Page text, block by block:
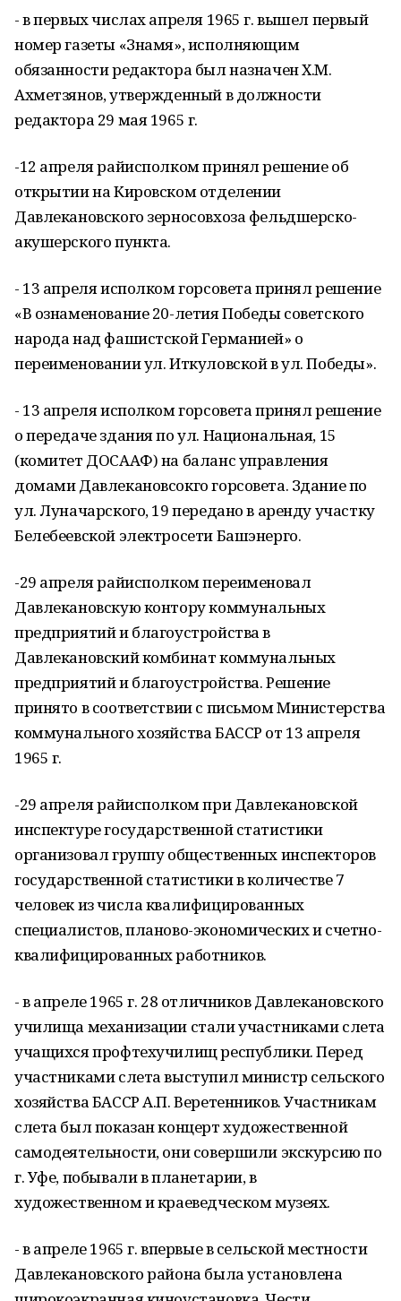
- в первых числах апреля 1965 г. вышел первый
номер газеты «Знамя», исполняющим
обязанности редактора был назначен Х.М.
Ахметзянов, утвержденный в должности
редактора 29 мая 1965 г.
-12 апреля райисполком принял решение об
открытии на Кировском отделении
Давлекановского зерносовхоза фельдшерско-
акушерского пункта.
- 13 апреля исполком горсовета принял решение
«В ознаменование 20-летия Победы советского
народа над фашистской Германией» о
переименовании ул. Иткуловской в ул. Победы».
- 13 апреля исполком горсовета принял решение
о передаче здания по ул. Национальная, 15
(комитет ДОСААФ) на баланс управления
домами Давлекановсокго горсовета. Здание по
ул. Луначарского, 19 передано в аренду участку
Белебеевской электросети Башэнерго.
-29 апреля райисполком переименовал
Давлекановскую контору коммунальных
предприятий и благоустройства в
Давлекановский комбинат коммунальных
предприятий и благоустройства. Решение
принято в соответствии с письмом Министерства
коммунального хозяйства БАССР от 13 апреля
1965 г.
-29 апреля райисполком при Давлекановской
инспектуре государственной статистики
организовал группу общественных инспекторов
государственной статистики в количестве 7
человек из числа квалифицированных
специалистов, планово-экономических и счетно-
квалифицированных работников.
- в апреле 1965 г. 28 отличников Давлекановского
училища механизации стали участниками слета
учащихся профтехучилищ республики. Перед
участниками слета выступил министр сельского
хозяйства БАССР А.П. Веретенников. Участникам
слета был показан концерт художественной
самодеятельности, они совершили экскурсию по
г. Уфе, побывали в планетарии, в
художественном и краеведческом музеях.
- в апреле 1965 г. впервые в сельской местности
Давлекановского района была установлена